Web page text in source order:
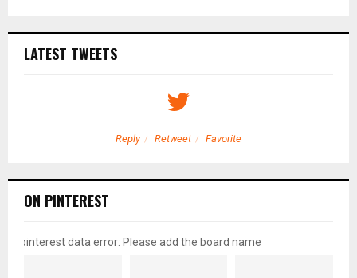
LATEST TWEETS
Reply Retweet Favorite
ON PINTEREST
pinterest data error: Please add the board name